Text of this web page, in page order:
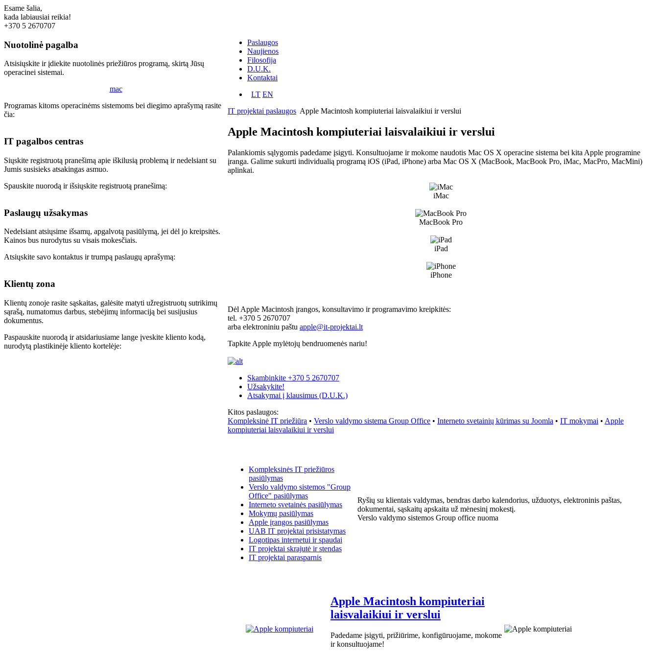
Esame šalia,
kada labiausiai reikia!
+370 5 2670707
Nuotolinė pagalba
Atsisiųskite ir įdiekite nuotolinės priežiūros programą, skirtą Jūsų
operacinei sistemai.
mac
Programas kitoms operacinėms sistemoms bei diegimo aprašymą rasite
čia:
IT pagalbos centras
Siųskite registruotą pranešimą apie iškilusią problemą ir nedelsiant su
Jumis susisieks atsakingas asmuo.
Spauskite nuorodą ir išsiųskite registruotą pranešimą:
Paslaugų užsakymas
Nedelsiant atsiųsime išsamų, apgalvotą pasiūlymą, jei dėl jo kreipsitės.
Kainos bus nurodytus su visais mokesčiais.
Atsiųskite savo kontaktus ir trumpą paslaugų aprašymą:
Klientų zona
Klientų zonoje rasite sąskaitas, galėsite matyti užregistruotų sutrikimų
sąrašą, numatomus darbus, stebėjimų informaciją bei susijusius
dokumentus.
Paspauskite nuorodą ir atsidariusiame lange įveskite kliento kodą,
nurodytą plastikinėje kliento kortelėje:
Paslaugos
Naujienos
Filosofija
D.U.K.
Kontaktai
LT EN
IT projektai paslaugos Apple Macintosh kompiuteriai laisvalaikiui ir verslui
Apple Macintosh kompiuteriai laisvalaikiui ir verslui
Palankiomis sąlygomis padedame įsigyti. Konsultuojame ir mokome naudotis Mac OS X operacine sistema bei kita Apple programine
įranga. Galime sukurti individualią programą iOS (iPad, iPhone) arba Mac OS X (MacBook, MacBook Pro, iMac, MacPro, MacMini)
aplinkai.
iMac
MacBook Pro
iPad
iPhone
Dėl Apple Macintosh įrangos, konsultavimo ir programavimo kreipkitės:
tel. +370 5 2670707
arba elektroniniu paštu apple@it-projektai.lt
Tapkite Apple mylėtojų bendruomenės nariu!
Skambinkite +370 5 2670707
Užsakykite!
Atsakymai į klausimus (D.U.K.)
Kitos paslaugos:
Kompleksinė IT priežiūra • Verslo valdymo sistema Group Office • Interneto svetainių kūrimas su Joomla • IT mokymai • Apple
kompiuteriai laisvalaikiui ir verslui
Kompleksinės IT priežiūros
pasiūlymas
Verslo valdymo sistemos "Group
Office" pasiūlymas
Interneto svetainės pasiūlymas
Mokymų pasiūlymas
Apple įrangos pasiūlymas
UAB IT projektai prisistatymas
Logotipas internetui ir spaudai
IT projektai skrajutė ir stendas
IT projektai parasparnis
Ryšių su klientais valdymas, bendras darbo kalendorius, užduotys, elektroninis paštas,
dokumentai, sąskaitų apskaita už mėnesinį mokestį.
Verslo valdymo sistemos Group office nuoma
Apple Macintosh kompiuteriai
laisvalaikiui ir verslui
Padedame įsigyti, prižiūrime, konfigūruojame, mokome
ir konsultuojame!